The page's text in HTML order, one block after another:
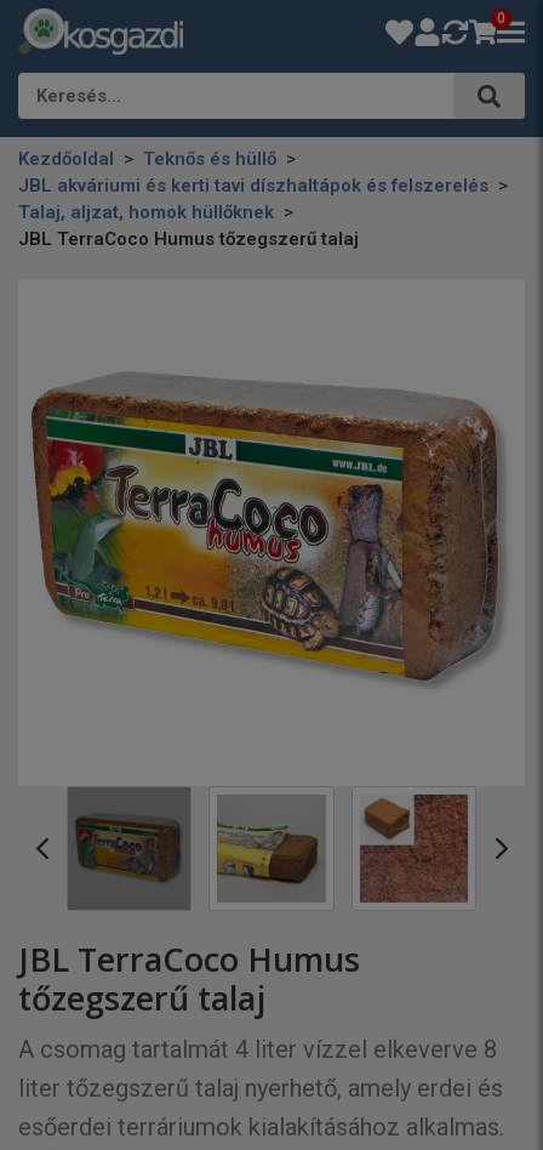
0
Keresés…
Kezdőoldal
Teknős és hüllő
JBL akváriumi és kerti tavi díszhaltápok és felszerelés
Talaj, aljzat, homok hüllőknek
JBL TerraCoco Humus tőzegszerű talaj
JBL TerraCoco Humus
tőzegszerű talaj
A csomag tartalmát 4 liter vízzel elkeverve 8
liter tőzegszerű talaj nyerhető, amely erdei és
esőerdei terráriumok kialakításához alkalmas.